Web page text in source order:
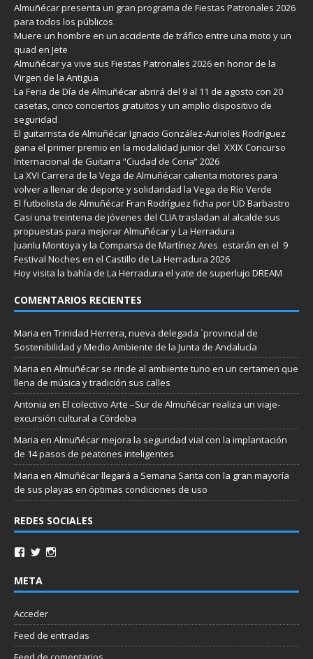
Almuñécar presenta un gran programa de Fiestas Patronales 2026
para todos los públicos
Muere un hombre en un accidente de tráfico entre una moto y un
quad en Jete
Almuñécar ya vive sus Fiestas Patronales 2026 en honor de la
Virgen de la Antigua
La Feria de Día de Almuñécar abrirá del 9 al 11 de agosto con 20
casetas, cinco conciertos gratuitos y un amplio dispositivo de
seguridad
El guitarrista de Almuñécar Ignacio González-Aurioles Rodríguez
gana el primer premio en la modalidad junior del XXIX Concurso
Internacional de Guitarra “Ciudad de Coria” 2026
La XVI Carrera de la Vega de Almuñécar calienta motores para
volver a llenar de deporte y solidaridad la Vega de Río Verde
El futbolista de Almuñécar Fran Rodríguez ficha por UD Barbastro
Casi una treintena de jóvenes del CLIA trasladan al alcalde sus
propuestas para mejorar Almuñécar y La Herradura
Juanlu Montoya y la Comparsa de Martínez Ares estarán en el 9
Festival Noches en el Castillo de La Herradura 2026
Hoy visita la bahía de La Herradura el yate de superlujo DREAM
COMENTARIOS RECIENTES
Maria en Trinidad Herrera, nueva delegada `provincial de
Sostenibilidad y Medio Ambiente de la Junta de Andalucía
Maria en Almuñécar se rinde al ambiente tuno en un certamen que
llena de música y tradición sus calles
Antonia en El colectivo Arte –Sur de Almuñécar realiza un viaje-
excursión cultural a Córdoba
Maria en Almuñécar mejora la seguridad vial con la implantación
de 14 pasos de peatones inteligentes
Maria en Almuñécar llegará a Semana Santa con la gran mayoría
de sus playas en óptimas condiciones de uso
REDES SOCIALES
META
Acceder
Feed de entradas